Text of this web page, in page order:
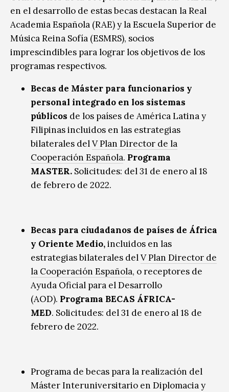
en el desarrollo de estas becas destacan la Real
Academia Española (RAE) y la Escuela Superior de
Música Reina Sofía (ESMRS), socios
imprescindibles para lograr los objetivos de los
programas respectivos.
Becas de Máster para funcionarios y
personal integrado en los sistemas
públicos de los países de América Latina y
Filipinas incluidos en las estrategias
bilaterales delV Plan Director de la
Cooperación Española. Programa
MASTER. Solicitudes: del 31 de enero al 18
de febrero de 2022.
Becas para ciudadanos de países de África
y Oriente Medio,incluidos en las
estrategias bilaterales delV Plan Director de
la Cooperación Española, o receptores de
Ayuda Oficial para el Desarrollo
(AOD). Programa BECAS ÁFRICA-
MED. Solicitudes: del 31 de enero al 18 de
febrero de 2022.
Programa de becas para la realización del
Máster Interuniversitario en Diplomacia y